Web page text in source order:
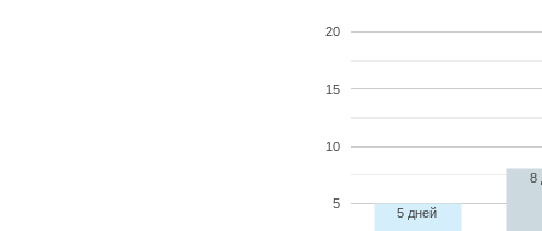
5
10
15
20
5 дней
8